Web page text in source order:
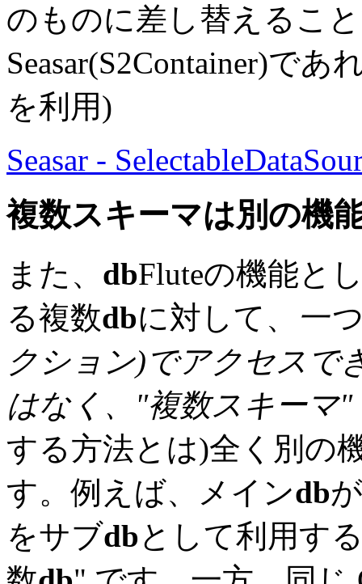
のものに差し替えるこ
Seasar(S2Container)であ
を利用)
Seasar -
複数スキーマは別の機
また、 dbFluteの機能と
る複数dbに対して、
一
クション)でアクセスで
はなく、"複数スキーマ"
する方法とは)全く別の
す。例えば、メインdb
をサブdbとして利用す